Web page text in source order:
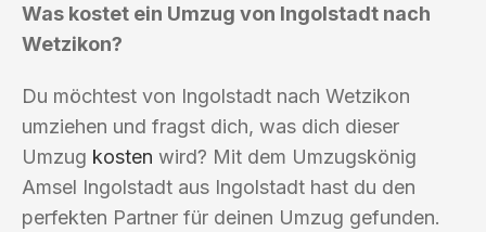
Was kostet ein Umzug von Ingolstadt nach
Wetzikon?
Du möchtest von Ingolstadt nach Wetzikon
umziehen und fragst dich, was dich dieser
Umzug kosten wird? Mit dem Umzugskönig
Amsel Ingolstadt aus Ingolstadt hast du den
perfekten Partner für deinen Umzug gefunden.